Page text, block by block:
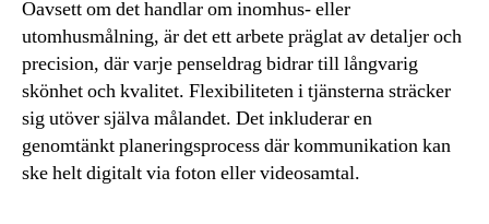
Oavsett om det handlar om inomhus- eller
utomhusmålning, är det ett arbete präglat av detaljer och
precision, där varje penseldrag bidrar till långvarig
skönhet och kvalitet. Flexibiliteten i tjänsterna sträcker
sig utöver själva målandet. Det inkluderar en
genomtänkt planeringsprocess där kommunikation kan
ske helt digitalt via foton eller videosamtal.